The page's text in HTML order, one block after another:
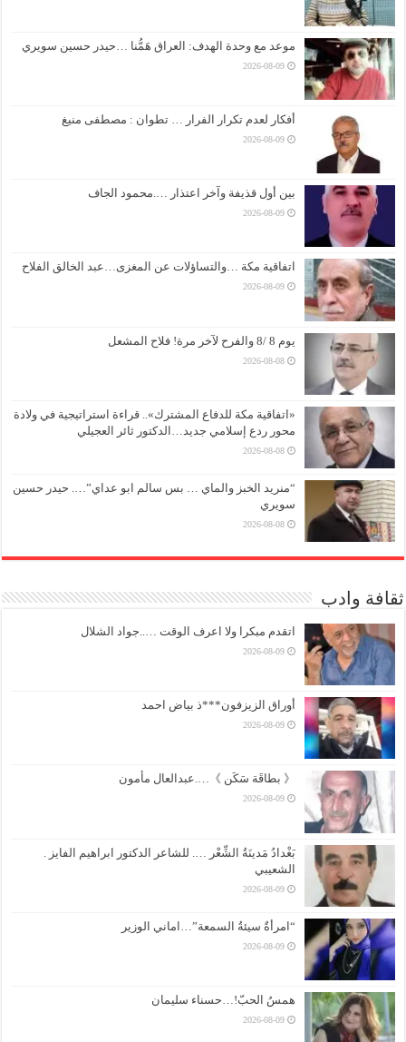
موعد مع وحدة الهدف: العراق هَمُّنا …حيدر حسين سويري
2026-08-09
أفكار لعدم تكرار الفرار … تطوان : مصطفى منيغ
2026-08-09
بين أول قذيفة وآخر اعتذار ….محمود الجاف
2026-08-09
اتفاقية مكة …والتساؤلات عن المغزى…عبد الخالق الفلاح
2026-08-09
يوم 8 /8 والفرح لآخر مرة! فلاح المشعل
2026-08-08
«اتفاقية مكة للدفاع المشترك».. قراءة استراتيجية في ولادة
محور ردع إسلامي جديد…الدكتور ثائر العجيلي
2026-08-08
“منريد الخبز والماي … بس سالم ابو عداي”…. حيدر حسين
سويري
2026-08-08
ثقافة وادب
اتقدم مبكرا ولا اعرف الوقت …..جواد الشلال
2026-08-09
أوراق الزيزفون***ذ بياض احمد
2026-08-09
《 بطاقَة سَكَن 》….عبدالعال مأمون
2026-08-09
بَغْدادُ مَدينَةُ الشِّعْر …. للشاعر الدكتور ابراهيم الفايز .
الشعيبي
2026-08-09
“امرأةٌ سيئةُ السمعة”…اماني الوزير
2026-08-09
همسُ الحبّ!…حسناء سليمان
2026-08-09